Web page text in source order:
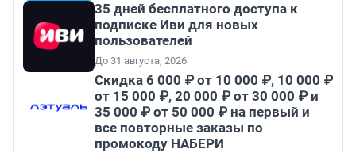
35 дней бесплатного доступа к
подписке Иви для новых
пользователей
До 31 августа, 2026
Скидка 6 000 ₽ от 10 000 ₽, 10 000 ₽
от 15 000 ₽, 20 000 ₽ от 30 000 ₽ и
35 000 ₽ от 50 000 ₽ на первый и
все повторные заказы по
промокоду НАБЕРИ